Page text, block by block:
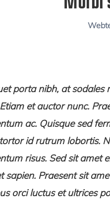
porta nibh, at sodales
et auctor nunc.
ac. Quisque sed
id rutrum lobortis.
risus. Sed sit amet
sapien. Praesent sit
orci luctus et ultrices